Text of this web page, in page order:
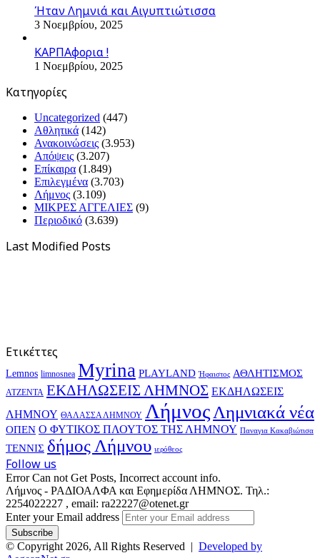
Ήταν Λημνιά και Αιγυπτιώτισσα
3 Νοεμβρίου, 2025
ΚΑΡΠΑφορια !
1 Νοεμβρίου, 2025
Kατηγορίες
Uncategorized (447)
Αθλητικά (142)
Ανακοινώσεις (3.953)
Απόψεις (3.207)
Επίκαιρα (1.849)
Επιλεγμένα (3.703)
Λήμνος (3.109)
ΜΙΚΡΕΣ ΑΓΓΕΛΙΕΣ (9)
Περιοδικό (3.639)
Last Modified Posts
Ετικέττες
Lemnos limnosnea Myrina PLAYLAND Ήφαιστος ΑΘΛΗΤΙΣΜΟΣ
ΑΤΖΕΝΤΑ ΕΚΔΗΛΩΣΕΙΣ ΛΗΜΝΟΣ ΕΚΔΗΛΩΣΕΙΣ
ΛΗΜΝΟΥ ΘΑΛΑΣΣΑ ΛΗΜΝΟΥ ΛήμνοςΛημνιακά νέα
ΟΠΕΝ Ο ΦΥΤΙΚΟΣ ΠΛΟΥΤΟΣ ΤΗΣ ΛΗΜΝΟΥ Παναγια Κακαβιώτισα
ΤΕΝΝΙΣ δήμος Λήμνου ιερόθεος
Follow us
Error Can not Get Posts, Incorrect account info.
Λήμνος - ΡΑΔΙΟΑΛΦΑ και Εφημερίδα ΛΗΜΝΟΣ. Τηλ.:
2254022227 , email: ra22227@otenet.gr
Enter your Email address
© Copyright 2026, All Rights Reserved | Developed by